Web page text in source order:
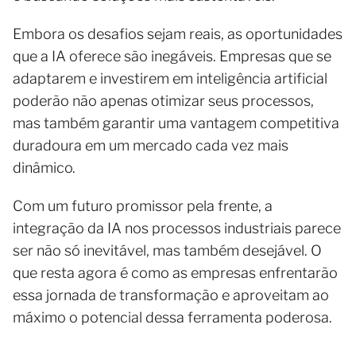
Embora os desafios sejam reais, as oportunidades
que a IA oferece são inegáveis. Empresas que se
adaptarem e investirem em inteligência artificial
poderão não apenas otimizar seus processos,
mas também garantir uma vantagem competitiva
duradoura em um mercado cada vez mais
dinâmico.
Com um futuro promissor pela frente, a
integração da IA nos processos industriais parece
ser não só inevitável, mas também desejável. O
que resta agora é como as empresas enfrentarão
essa jornada de transformação e aproveitam ao
máximo o potencial dessa ferramenta poderosa.